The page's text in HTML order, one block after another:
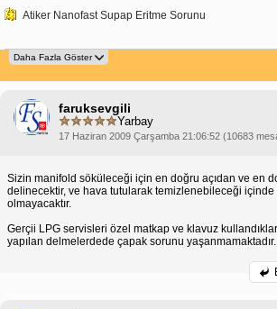
Atiker Nanofast Supap Eritme Sorunu
faruksevgili
Yarbay
17 Haziran 2009 Çarşamba 21:06:52 (10683
Sizin manifold söküleceği için en doğru açıdan ve en
delinecektir, ve hava tutularak temizlenebileceği içinde
olmayacaktır.
Gerçii LPG servisleri özel matkap ve klavuz
yapılan delmelerdede çapak sorunu yaşanmamaktadır.